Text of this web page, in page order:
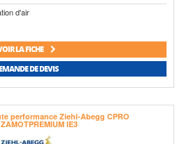
d'air
LA FICHE
DE DEVIS